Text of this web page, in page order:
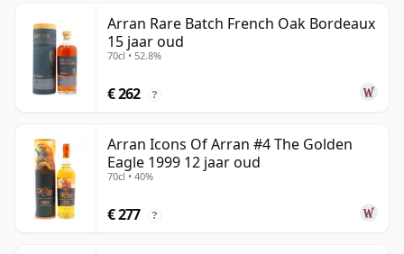
Arran Rare Batch French Oak Bordeaux
15 jaar oud
70cl • 52.8%
€ 262 ?
Arran Icons Of Arran #4 The Golden
Eagle 1999 12 jaar oud
70cl • 40%
€ 277 ?